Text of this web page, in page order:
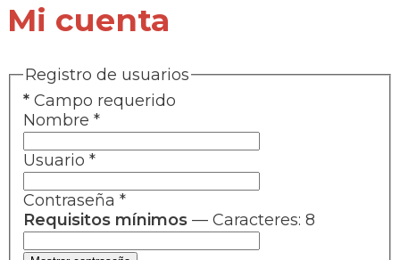
Mi cuenta
Registro de usuarios
*Campo requerido
Nombre *
Usuario *
Contraseña *
Requisitos mínimos— Caracteres: 8